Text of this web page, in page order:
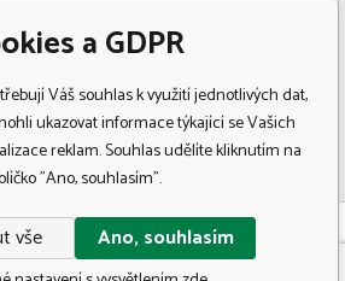
- Specializovaný prodej podlahových krytin.
a GDPR
Váš souhlas k využití jednotlivých dat,
ukazovat informace týkající se Vašich
reklam. Souhlas udělíte kliknutím na
"Ano, souhlasím".
vše Ano, souhlasím